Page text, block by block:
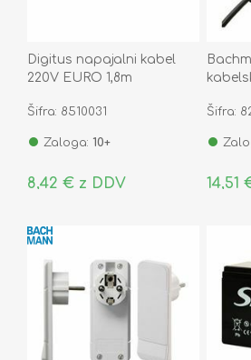
Digitus napajalni kabel
220V EURO 1,8m
Šifra: 8510031
Zaloga: 10+
8,42 € z DDV
Šifra:
14,51